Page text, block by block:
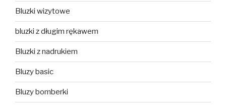
Bluzki wizytowe
bluzki z długim rękawem
Bluzki z nadrukiem
Bluzy basic
Bluzy bomberki